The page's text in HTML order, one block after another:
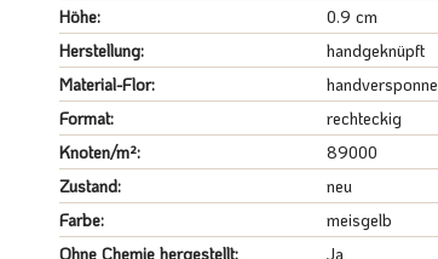
Höhe:
0.9 cm
Herstellung:
handgeknüpft
Material-Flor:
Format:
rechteckig
Knoten/m²:
89000
Zustand:
neu
Farbe:
meisgelb
Ohne Chemie hergestellt:
Ja